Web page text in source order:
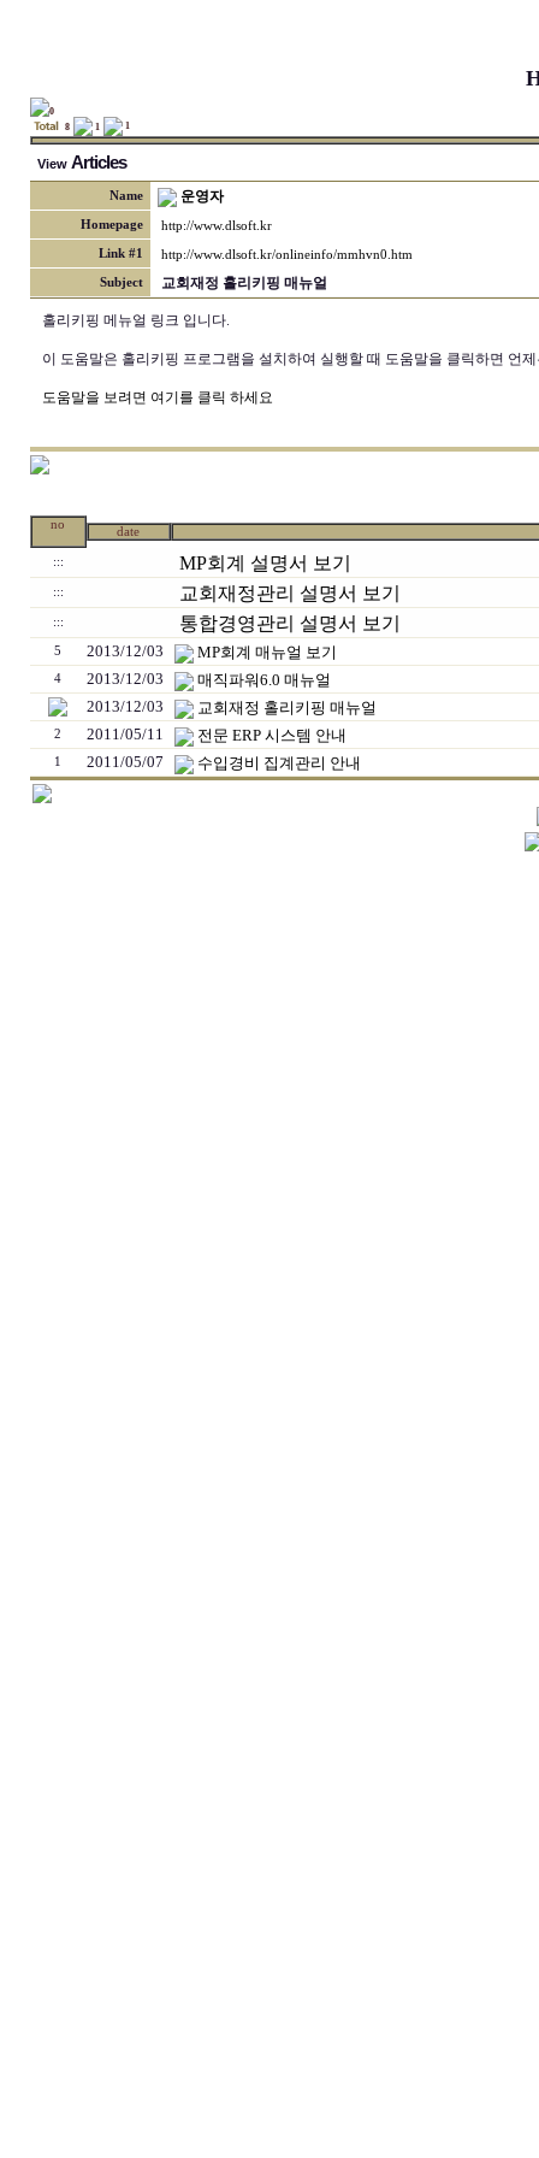
0
8
1 1
View Articles
Name 운영자
Homepage http://www.dlsoft.kr
Link #1 http://www.dlsoft.kr/onlineinfo/mmhvn0.htm
Subject 교회재정 홀리키핑 매뉴얼
홀리키핑 메뉴얼 링크 입니다.
이 도움말은 홀리키핑 프로그램을 설치하여 실행할 때 도움말을 클릭하면 언
도움말을 보려면 여기를 클릭 하세요
no
date
::: MP회계 설명서 보기
::: 교회재정관리 설명서 보기
::: 통합경영관리 설명서 보기
5 2013/12/03 MP회계 매뉴얼 보기
4 2013/12/03
매직파워6.0 매뉴얼
2013/12/03
교회재정 홀리키핑 매뉴얼
2 2011/05/11 전문 ERP 시스템 안내
1 2011/05/07 수입경비 집계관리 안내